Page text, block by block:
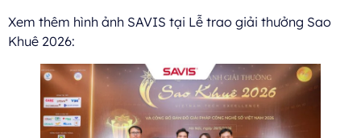
Xem thêm hình ảnh SAVIS tại Lễ trao giải thưởng Sao
Khuê 2026: